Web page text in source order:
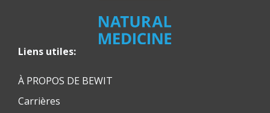
Liens utiles:
À PROPOS DE BEWIT
Carrières